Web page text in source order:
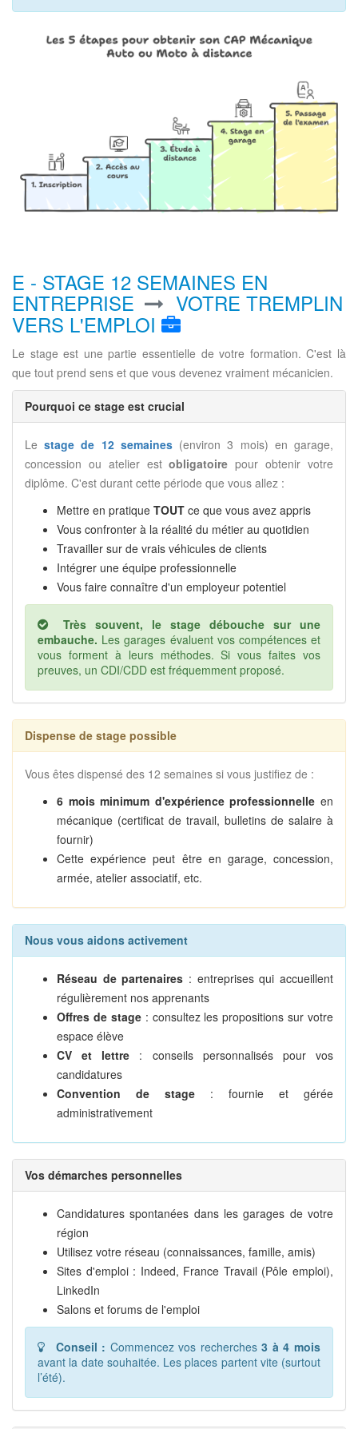
E - STAGE 12 SEMAINES EN
ENTREPRISE VOTRE TREMPLIN
VERS L'EMPLOI
Le stage est une partie essentielle de votre formation. C'est là
que tout prend sens et que vous devenez vraiment mécanicien.
Pourquoi ce stage est crucial
Le stage de 12 semaines (environ 3 mois) en garage,
concession ou atelier estobligatoire pour obtenir votre
diplôme. C'est durant cette période que vous allez :
Mettre en pratique TOUT ce que vous avez appris
Vous confronter à la réalité du métier au quotidien
Travailler sur de vrais véhicules de clients
Intégrer une équipe professionnelle
Vous faire connaître d'un employeur potentiel
Très souvent, le stage débouche sur une
embauche. Les garages évaluent vos compétences et
vous forment à leurs méthodes. Si vous faites vos
preuves, un CDI/CDD est fréquemment proposé.
Dispense de stage possible
Vous êtes dispensé des 12 semaines si vous justifiez de :
6 mois minimum d'expérience professionnelle en
mécanique (certificat de travail, bulletins de salaire à
fournir)
Cette expérience peut être en garage, concession,
armée, atelier associatif, etc.
Nous vous aidons activement
Réseau de partenaires : entreprises qui accueillent
régulièrement nos apprenants
Offres de stage: consultez les propositions sur votre
espace élève
CV et lettre : conseils personnalisés pour vos
candidatures
Convention de stage : fournie et gérée
administrativement
Vos démarches personnelles
Candidatures spontanées dans les garages de votre
région
Utilisez votre réseau (connaissances, famille, amis)
Sites d'emploi : Indeed, France Travail (Pôle emploi),
LinkedIn
Salons et forums de l'emploi
Conseil : Commencez vos recherches3 à 4 mois
avant la date souhaitée. Les places partent vite (surtout
l’été).